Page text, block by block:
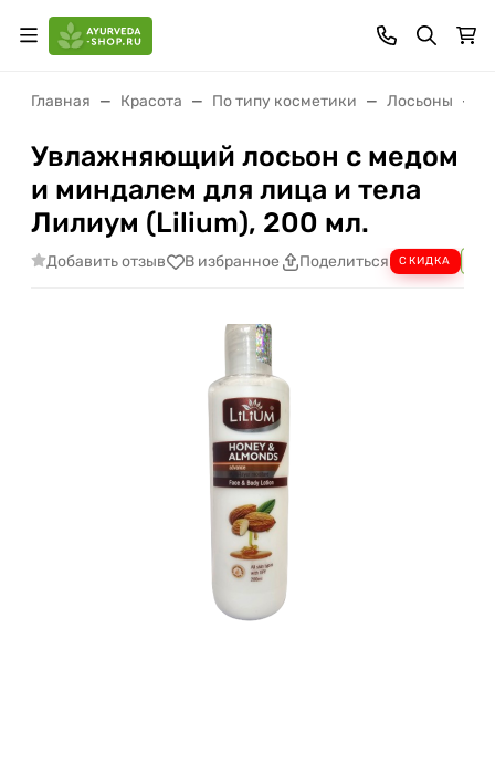
Главная Красота По типу косметики Лосьоны
Увлажняющий лосьон с медом
и миндалем для лица и тела
Лилиум (Lilium), 200 мл.
Добавить отзыв В избранное Поделиться СКИДКА